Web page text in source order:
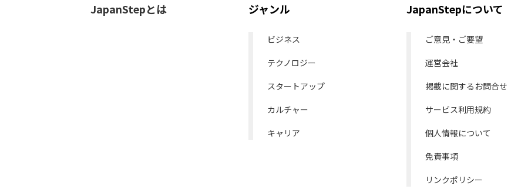
JapanStepとは ジャンル
ビジネス
テクノロジー
スタートアップ
カルチャー
キャリア
JapanStepについて
ご意見・ご要望
運営会社
掲載に関するお問合せ
サービス利用規約
個人情報について
免責事項
リンクポリシー